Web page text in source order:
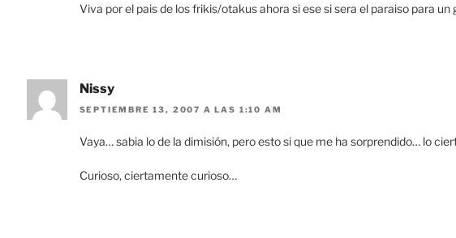
Viva por el pais de los frikis/otakus ahora si ese si sera el paraiso para
Nissy
SEPTIEMBRE 13, 2007 A LAS 1:10 AM
Vaya… sabia lo de la dimisión, pero esto si que me ha sorprendido… lo
Curioso, ciertamente curioso…